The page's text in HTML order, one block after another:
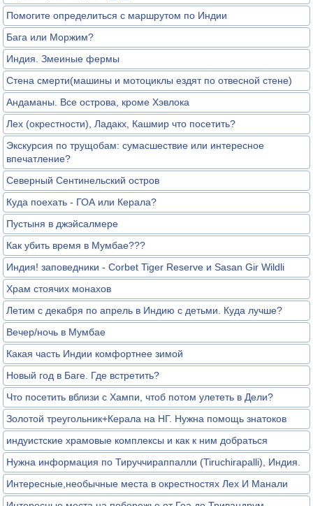
Помогите определиться с маршрутом по Индии
Бага или Моржим?
Индия. Змеиные фермы
Стена смерти(машины и мотоциклы ездят по отвесной стене)
Андаманы. Все острова, кроме Хэвлока
Лех (окрестности), Ладакх, Кашмир что посетить?
Экскурсия по трущобам: сумасшествие или интересное
впечатление?
Северный Сентинельский остров
Куда поехать - ГОА или Керала?
Пустыня в джэйсалмере
Как убить время в Мумбае???
Индия! заповедники - Corbet Tiger Reserve и Sasan Gir Wildli
Храм стоячих монахов
Летим с декабря по апрель в Индию с детьми. Куда лучше?
Вечер/ночь в Мумбае
Какая часть Индии комфортнее зимой
Новый год в Баге. Где встретить?
Что посетить вблизи с Хампи, чтоб потом улететь в Дели?
Золотой треугольник+Керала на НГ. Нужна помощь знатоков
индуистские храмовые комплексы и как к ним добраться
Нужна информация по Тируччираппалли (Tiruchirapalli), Индия.
Интересные,необычные места в окрестностях Лех И Манали